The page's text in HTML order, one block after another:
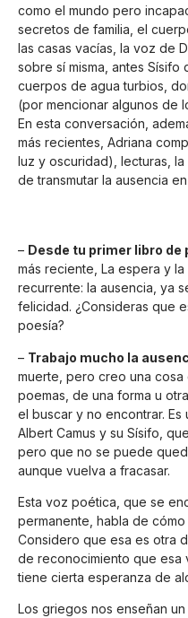
como el mundo pero
secretos de familia, el
las casas vacías, la voz de
sobre sí misma, antes
cuerpos de agua turbios,
(por mencionar algunos de
En esta conversación,
más recientes, Adriana
luz y oscuridad), lecturas,
de transmutar la ausencia
– Desde tu primer libro de
más reciente, La espera y la
recurrente: la ausencia, ya
felicidad. ¿Consideras que
poesía?
– Trabajo mucho la
muerte, pero creo una cosa
poemas, de una forma u
el buscar y no encontrar. Es
Albert Camus y su Sísifo,
pero que no se puede
aunque vuelva a fracasar.
Esta voz poética, que se
permanente, habla de
Considero que esa es otra
de reconocimiento que esa
tiene cierta esperanza de
Los griegos nos enseñan